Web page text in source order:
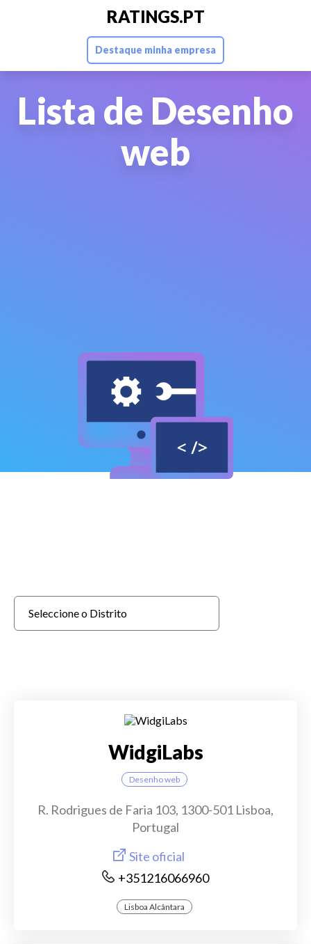
RATINGS.PT
Destaque minha empresa
Lista de Desenho
web
WidgiLabs
Desenho web
R. Rodrigues de Faria 103, 1300-501 Lisboa,
Portugal
Site oficial
+351216066960
Lisboa Alcântara